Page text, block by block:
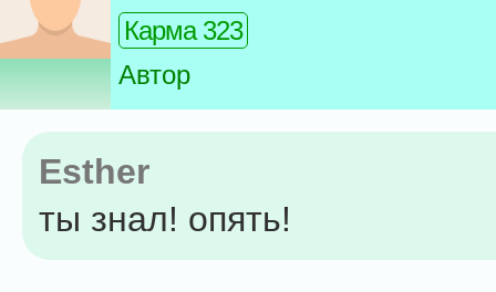
Карма 323
Автор
Esther
ты знал! опять!